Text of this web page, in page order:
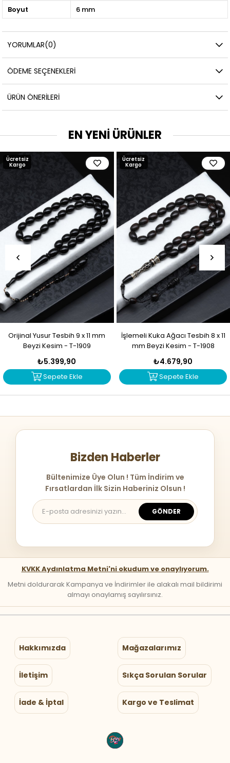
Boyut
6 mm
YORUMLAR(0)
ÖDEME SEÇENEKLERI
ÜRÜN ÖNERILERI
EN YENİ ÜRÜNLER
Orijinal Yusur Tesbih 9 x 11 mm
Beyzi Kesim - T-1909
₺5.399,90
Sepete Ekle
Ücretsiz
Kargo
İşlemeli Kuka Ağacı Tesbih 8 x 11
mm Beyzi Kesim - T-1908
₺4.679,90
Sepete Ekle
Ücretsiz
Kargo
Bizden Haberler
Bültenimize Üye Olun ! Tüm İndirim ve
Fırsatlardan İlk Sizin Haberiniz Olsun !
GÖNDER
KVKK Aydınlatma Metni'ni okudum ve onaylıyorum.
Metni doldurarak Kampanya ve İndirimler ile alakalı mail bildirimi
almayı onaylamış sayılırsınız.
Hakkımızda Mağazalarımız
İletişim Sıkça Sorulan Sorular
İade & İptal Kargo ve Teslimat